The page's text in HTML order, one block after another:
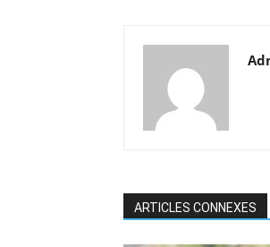
ARTICLES CONNEXES